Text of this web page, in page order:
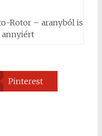
Rotor – aranyból is
annyiért
Pinterest